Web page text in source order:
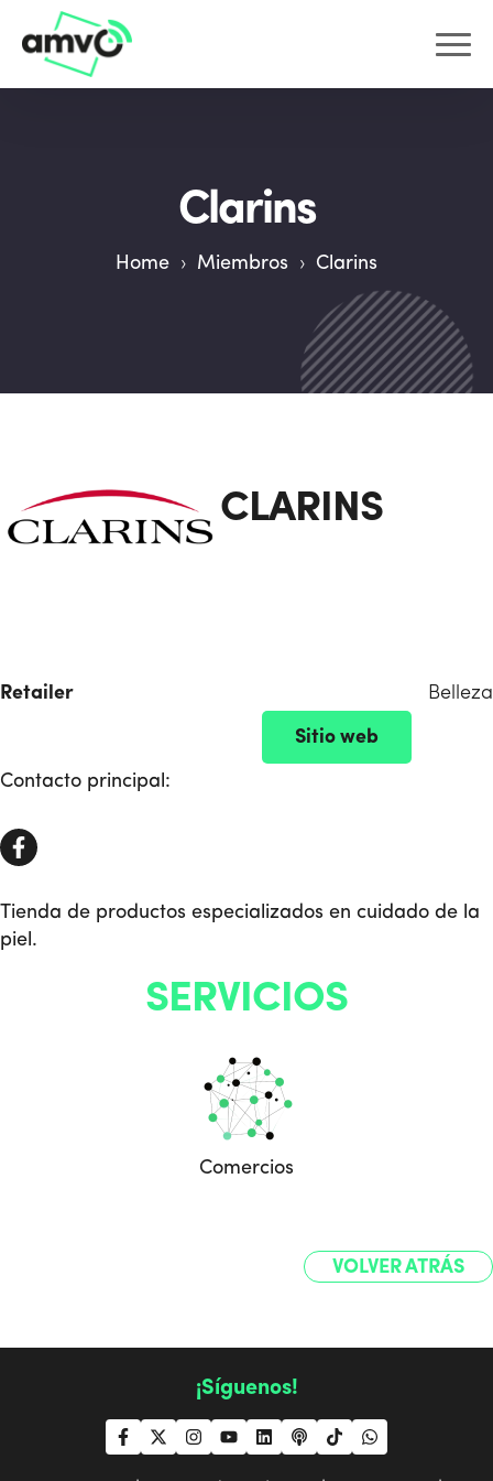
Clarins
Home › Miembros › Clarins
CLARINS
Retailer Belleza
Sitio web
Contacto principal:
Tienda de productos especializados en cuidado de la
piel.
SERVICIOS
Comercios
VOLVER ATRÁS
¡Síguenos!